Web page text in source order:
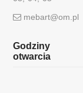
mebart@om.pl
Godziny
otwarcia